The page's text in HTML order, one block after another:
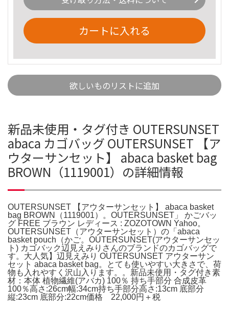
カートに入れる
欲しいものリストに追加
新品未使用・タグ付き OUTERSUNSET
abaca カゴバッグ OUTERSUNSET 【ア
ウターサンセット】 abaca basket bag
BROWN（1119001）の詳細情報
OUTERSUNSET 【アウターサンセット】 abaca basket
bag BROWN（1119001）。OUTERSUNSET」 かごバッ
グ FREE ブラウン レディース : ZOZOTOWN Yahoo。
OUTERSUNSET（アウターサンセット）の「abaca
basket pouch（かご。OUTERSUNSET(アウターサンセッ
ト) カゴバック辺見えみりさんのブランドのカゴバッグで
す。大人気】辺見えみり OUTERSUNSET アウターサン
セット abaca basket bag。とても使いやすい大きさで、荷
物も入れやすく沢山入ります。。新品未使用・タグ付き素
材：本体 植物繊維(アバカ) 100％ 持ち手部分 合成皮革
100％高さ:26cm幅:34cm持ち手部分高さ:13cm 底部分
縦:23cm 底部分:22cm価格 22,000円＋税